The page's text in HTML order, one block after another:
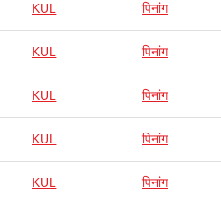
KUL पिनांग
KUL पिनांग
KUL पिनांग
KUL पिनांग
KUL पिनांग